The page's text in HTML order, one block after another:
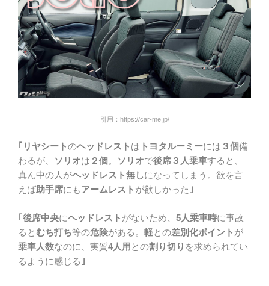
引用：https://car-me.jp/
｢リヤシートのヘッドレスト は トヨタルーミーには ３個備
わるが、
ソリオは ２個。 ソリオで後席３人乗車すると、
真ん中の人がヘッドレスト無しになってしまう。欲を言
えば助手席にもアームレスト が欲しかった｣
｢後席中央にヘッドレスト がないため、 5人乗車時に事故
ると むち打ち等の危険がある。 軽との差別化ポイント が
乗車人数なのに、実質4人用 との割り切り を求められてい
るように感じる ｣